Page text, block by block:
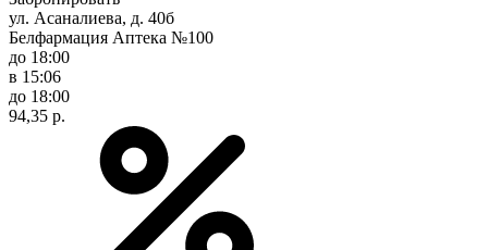
ул. Асаналиева, д. 40б
Белфармация Аптека №100
до 18:00
в 15:06
до 18:00
94,35 р.